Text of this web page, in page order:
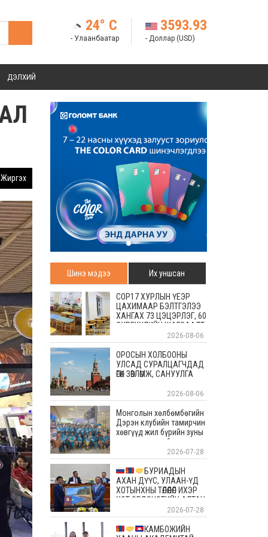
24° C
- Улаанбаатар
3593.93
- Доллар (USD)
ДЭЛХИЙ
Жиргэх
Шинэ мэдээ Их уншсан
COP17 ХУРЛЫН ҮЕЭР
ЦАХИМААР БЭЛТГЭЛЭЭ
ХАНГАХ 73 ЦЭЦЭРЛЭГ, 60
СУРГУУЛИЙН ЖАГСААЛТ
2026-08-06
ОРОСЫН ХОЛБООНЫ
УЛСАД СУРАЛЦАГЧДАД
ӨГӨХ ЗӨВЛӨМЖ, САНУУЛГА
2026-08-06
Монголын хөлбөмбөгийн
Дэрэн клубийн тамирчин
хөвгүүд жил бүрийн зуны
энэ өдрүүдэд болдог
уламжлалт Скандиновын
орнуудын тэмцээндээ
оролцоод ирлээ
2026-07-28
БУРИАДЫН
АХАН ДҮҮС, УЛААН-ҮД
ХОТЫНХНЫ ТӨЛӨӨЛӨЛ ИХЭР
ХОТ ЭРДЭНЭТИЙН АЛТАН
ОЙД БАЯР ХҮРГЭЛЭЭ
2026-07-28
КАМБОЖИЙН